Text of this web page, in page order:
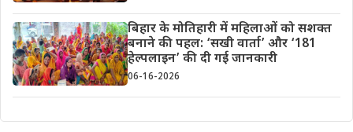
बिहार के मोतिहारी में महिलाओं को सशक्त
बनाने की पहल: ‘सखी वार्ता’ और ‘181
हेल्पलाइन’ की दी गई जानकारी
06-16-2026